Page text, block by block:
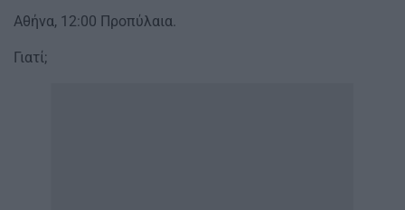
Αθήνα, 12:00 Προπύλαια.
Γιατί;